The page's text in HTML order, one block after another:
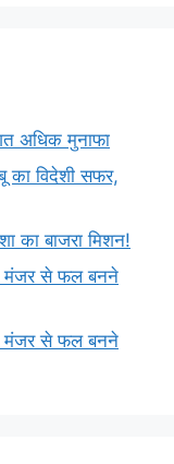
अधिक मुनाफा
का विदेशी सफर,
का बाजरा मिशन!
मंजर से फल बनने
मंजर से फल बनने